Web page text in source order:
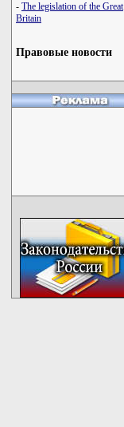
- The legislation of the Great
Britain
Правовые новости